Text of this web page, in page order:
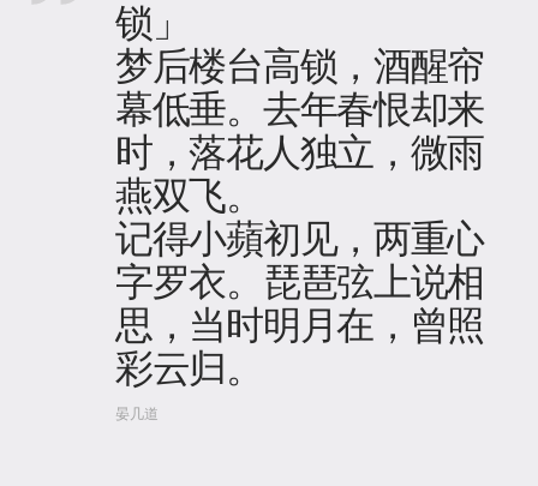
锁」
梦后楼台高锁，酒醒帘
幕低垂。去年春恨却来
时，落花人独立，微雨
燕双飞。
记得小蘋初见，两重心
字罗衣。琵琶弦上说相
思，当时明月在，曾照
彩云归。
晏几道